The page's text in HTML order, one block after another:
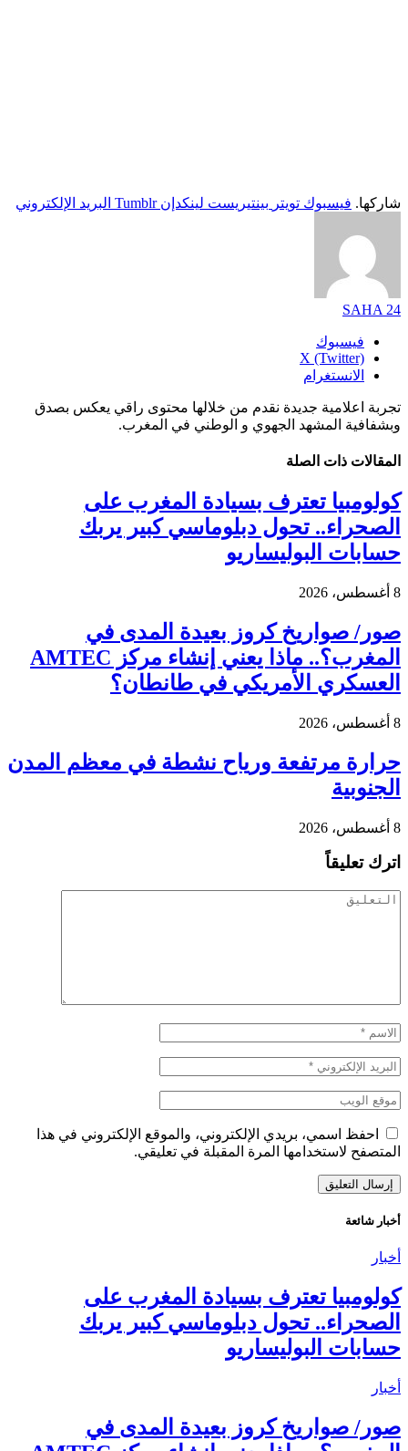
شاركها. فيسبوك تويتر بينتيريست لينكدإن Tumblr البريد الإلكتروني
SAHA 24
فيسبوك
X (Twitter)
الانستغرام
تجربة اعلامية جديدة نقدم من خلالها محتوى راقي يعكس بصدق
وبشفافية المشهد الجهوي و الوطني في المغرب.
المقالات ذات الصلة
كولومبيا تعترف بسيادة المغرب على
الصحراء.. تحول دبلوماسي كبير يربك
حسابات البوليساريو
8 أغسطس، 2026
صور/ صواريخ كروز بعيدة المدى في
المغرب؟.. ماذا يعني إنشاء مركز AMTEC
العسكري الأمريكي في طانطان؟
8 أغسطس، 2026
حرارة مرتفعة ورياح نشطة في معظم المدن
الجنوبية
8 أغسطس، 2026
اترك تعليقاً
احفظ اسمي، بريدي الإلكتروني، والموقع الإلكتروني في هذا
المتصفح لاستخدامها المرة المقبلة في تعليقي.
أخبار شائعة
أخبار
كولومبيا تعترف بسيادة المغرب على
الصحراء.. تحول دبلوماسي كبير يربك
حسابات البوليساريو
أخبار
صور/ صواريخ كروز بعيدة المدى في